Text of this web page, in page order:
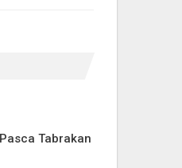
Tabrakan